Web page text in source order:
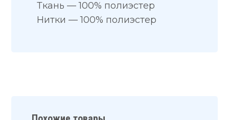
Ткань — 100% полиэстер
Нитки — 100% полиэстер